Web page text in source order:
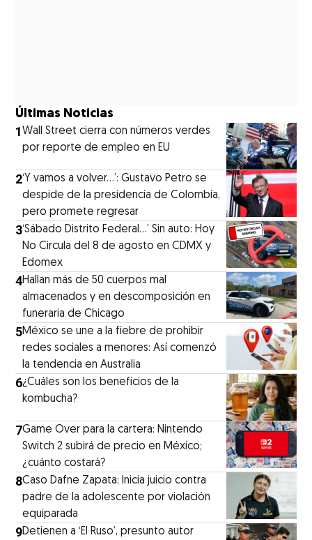
Últimas Noticias
1Wall Street cierra con números verdes
por reporte de empleo en EU
2‘Y vamos a volver…’: Gustavo Petro se
despide de la presidencia de Colombia,
pero promete regresar
3‘Sábado Distrito Federal...’ Sin auto: Hoy
No Circula del 8 de agosto en CDMX y
Edomex
4Hallan más de 50 cuerpos mal
almacenados y en descomposición en
funeraria de Chicago
5México se une a la fiebre de prohibir
redes sociales a menores: Así comenzó
la tendencia en Australia
6¿Cuáles son los beneficios de la
kombucha?
7Game Over para la cartera: Nintendo
Switch 2 subirá de precio en México;
¿cuánto costará?
8Caso Dafne Zapata: Inicia juicio contra
padre de la adolescente por violación
equiparada
9Detienen a ‘El Ruso’, presunto autor